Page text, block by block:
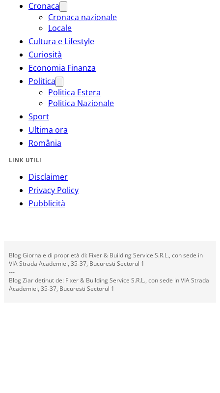
Cronaca
Cronaca nazionale
Locale
Cultura e Lifestyle
Curiosità
Economia Finanza
Politica
Politica Estera
Politica Nazionale
Sport
Ultima ora
România
LINK UTILI
Disclaimer
Privacy Policy
Pubblicità
Blog Giornale di proprietà di: Fixer & Building Service S.R.L., con sede in
VIA Strada Academiei, 35-37, Bucuresti Sectorul 1
---
Blog Ziar deținut de: Fixer & Building Service S.R.L., con sede in VIA Strada
Academiei, 35-37, Bucuresti Sectorul 1